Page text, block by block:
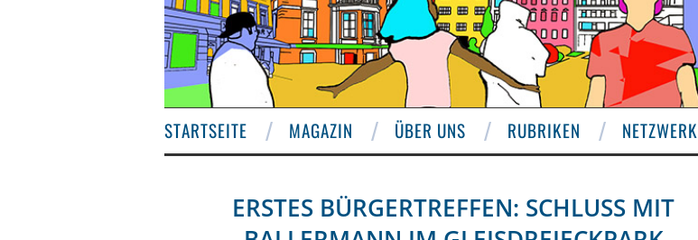
STARTSEITE MAGAZIN ÜBER UNS RUBRIKEN NETZWERK
ERSTES BÜRGERTREFFEN: SCHLUSS MIT